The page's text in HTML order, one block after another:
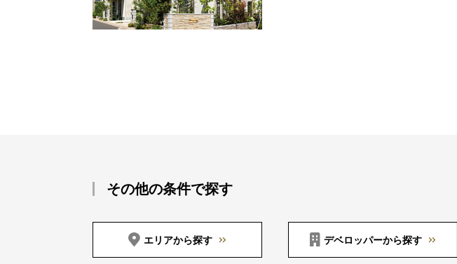
その他の条件で探す
エリアから探す デベロッパーから探す